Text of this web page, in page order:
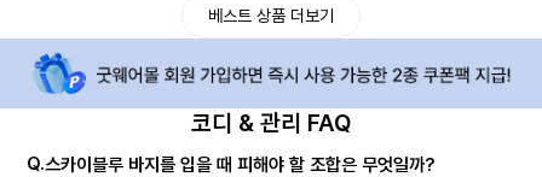
베스트 상품 더보기
코디 & 관리 FAQ
Q.스카이블루 바지를 입을 때 피해야 할 조합은 무엇일까?